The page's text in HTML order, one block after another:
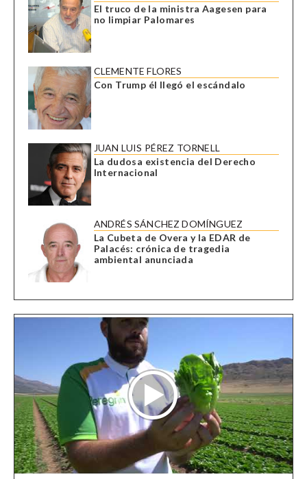
El truco de la ministra Aagesen para
no limpiar Palomares
CLEMENTE FLORES
Con Trump él llegó el escándalo
JUAN LUIS PÉREZ TORNELL
La dudosa existencia del Derecho
Internacional
ANDRÉS SÁNCHEZ DOMÍNGUEZ
La Cubeta de Overa y la EDAR de
Palacés: crónica de tragedia
ambiental anunciada